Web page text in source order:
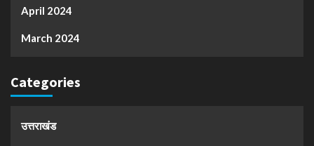
April 2024
March 2024
Categories
उत्तराखंड